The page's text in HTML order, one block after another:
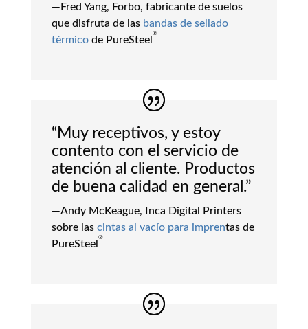
—Fred Yang, Forbo, fabricante de suelos
que disfruta de las bandas de sellado
térmicode PureSteel
®
“Muy receptivos, y estoy
contento con el servicio de
atención al cliente. Productos
de buena calidad en general.”
—Andy McKeague, Inca Digital Printers
sobre las cintas al vacío para imprentas de
PureSteel
®